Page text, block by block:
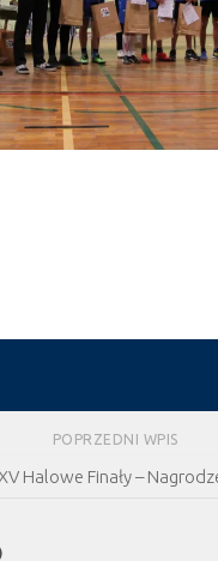
POPRZEDNI WPIS
XV Halowe Finały –